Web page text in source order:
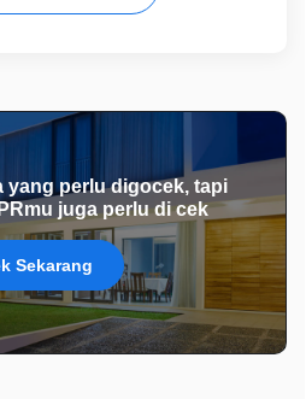
yang perlu digocek, tapi
juga perlu di cek
Sekarang